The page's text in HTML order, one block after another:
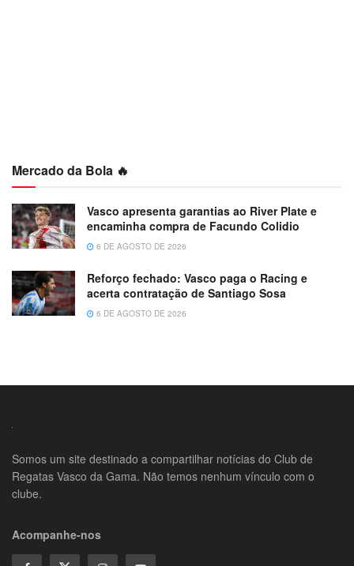
Mercado da Bola 🔥
Vasco apresenta garantias ao River Plate e
encaminha compra de Facundo Colidio
6 DE AGOSTO DE 2026
Reforço fechado: Vasco paga o Racing e
acerta contratação de Santiago Sosa
6 DE AGOSTO DE 2026
Somos um site destinado a compartilhar notícias do Club de
Regatas Vasco da Gama. Não temos nenhum vínculo com o
clube.
Acompanhe-nos